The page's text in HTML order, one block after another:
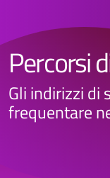
Percorsi
Gli indirizzi di
frequentare